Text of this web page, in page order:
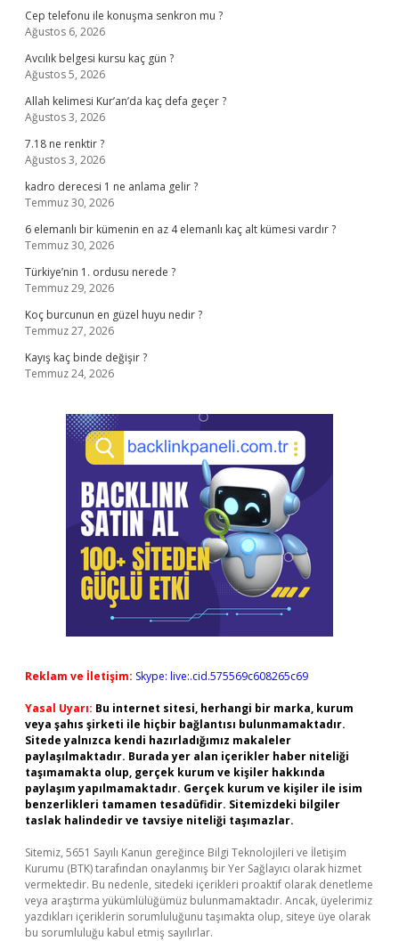
Cep telefonu ile konuşma senkron mu ?
Ağustos 6, 2026
Avcılık belgesi kursu kaç gün ?
Ağustos 5, 2026
Allah kelimesi Kur’an’da kaç defa geçer ?
Ağustos 3, 2026
7.18 ne renktir ?
Ağustos 3, 2026
kadro derecesi 1 ne anlama gelir ?
Temmuz 30, 2026
6 elemanlı bir kümenin en az 4 elemanlı kaç alt kümesi vardır ?
Temmuz 30, 2026
Türkiye’nin 1. ordusu nerede ?
Temmuz 29, 2026
Koç burcunun en güzel huyu nedir ?
Temmuz 27, 2026
Kayış kaç binde değişir ?
Temmuz 24, 2026
Reklam ve İletişim: Skype: live:.cid.575569c608265c69
Yasal Uyarı: Bu internet sitesi, herhangi bir marka, kurum
veya şahıs şirketi ile hiçbir bağlantısı bulunmamaktadır.
Sitede yalnızca kendi hazırladığımız makaleler
paylaşılmaktadır. Burada yer alan içerikler haber niteliği
taşımamakta olup, gerçek kurum ve kişiler hakkında
paylaşım yapılmamaktadır. Gerçek kurum ve kişiler ile isim
benzerlikleri tamamen tesadüfidir. Sitemizdeki bilgiler
taslak halindedir ve tavsiye niteliği taşımazlar.
Sitemiz, 5651 Sayılı Kanun gereğince Bilgi Teknolojileri ve İletişim
Kurumu (BTK) tarafından onaylanmış bir Yer Sağlayıcı olarak hizmet
vermektedir. Bu nedenle, sitedeki içerikleri proaktif olarak denetleme
veya araştırma yükümlülüğümüz bulunmamaktadır. Ancak, üyelerimiz
yazdıkları içeriklerin sorumluluğunu taşımakta olup, siteye üye olarak
bu sorumluluğu kabul etmiş sayılırlar.